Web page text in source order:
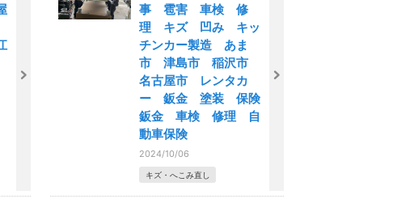
事 雹害 車検 修
理 キズ 凹み キッ
チンカー製造 あま
市 津島市 稲沢市
名古屋市 レンタカ
ー 鈑金 塗装 保険
鈑金 車検 修理 自
動車保険
2024/10/06
キズ・へこみ直し